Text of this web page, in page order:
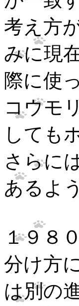
考え方
みに現
際に使
コウモ
しても
さらに
あるよ
１９８
分け方
は別の